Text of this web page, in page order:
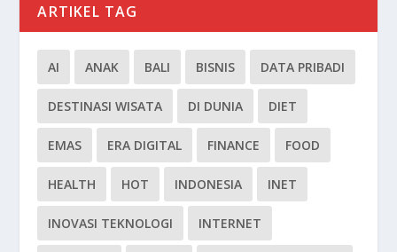
ARTIKEL TAG
AI ANAK BALI BISNIS DATA PRIBADI
DESTINASI WISATA DI DUNIA DIET
EMAS ERA DIGITAL FINANCE FOOD
HEALTH HOT INDONESIA INET
INOVASI TEKNOLOGI INTERNET